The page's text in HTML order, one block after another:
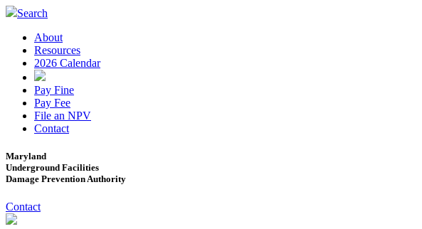
Search
About
Resources
2026 Calendar
Pay Fine
Pay Fee
File an NPV
Contact
Maryland
Underground Facilities
Damage Prevention Authority
Contact